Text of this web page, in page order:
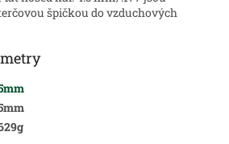
špičkou do vzduchových